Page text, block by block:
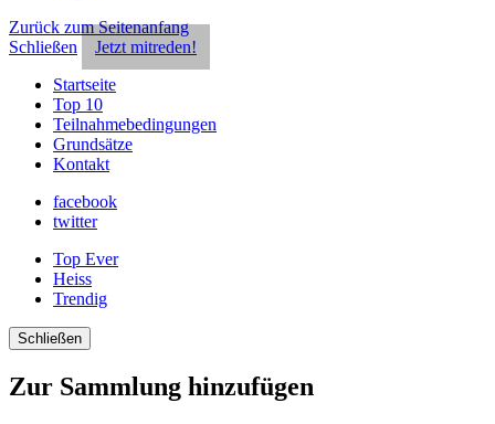
Zurück zum Seitenanfang
Schließen
Jetzt mitreden!
Startseite
Top 10
Teilnahmebedingungen
Grundsätze
Kontakt
facebook
twitter
Top Ever
Heiss
Trendig
Schließen
Zur Sammlung hinzufügen